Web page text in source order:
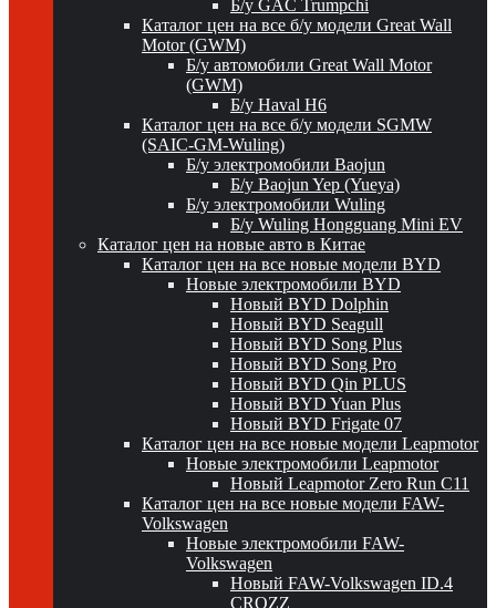
Б/у GAC Trumpchi
Каталог цен на все б/у модели Great Wall
Motor (GWM)
Б/у автомобили Great Wall Motor
(GWM)
Б/у Haval H6
Каталог цен на все б/у модели SGMW
(SAIC-GM-Wuling)
Б/у электромобили Baojun
Б/у Baojun Yep (Yueya)
Б/у электромобили Wuling
Б/у Wuling Hongguang Mini EV
Каталог цен на новые авто в Китае
Каталог цен на все новые модели BYD
Новые электромобили BYD
Новый BYD Dolphin
Новый BYD Seagull
Новый BYD Song Plus
Новый BYD Song Pro
Новый BYD Qin PLUS
Новый BYD Yuan Plus
Новый BYD Frigate 07
Каталог цен на все новые модели Leapmotor
Новые электромобили Leapmotor
Новый Leapmotor Zero Run C11
Каталог цен на все новые модели FAW-
Volkswagen
Новые электромобили FAW-
Volkswagen
Новый FAW-Volkswagen ID.4
CROZZ